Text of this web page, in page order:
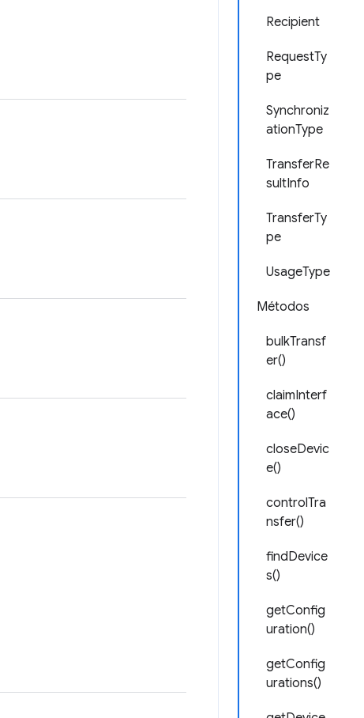
Recipient
RequestTy
pe
Synchroniz
ationType
TransferRe
sultInfo
TransferTy
pe
UsageType
Métodos
bulkTransf
er()
claimInterf
ace()
closeDevic
e()
controlTra
nsfer()
findDevice
s()
getConfig
uration()
getConfig
urations()